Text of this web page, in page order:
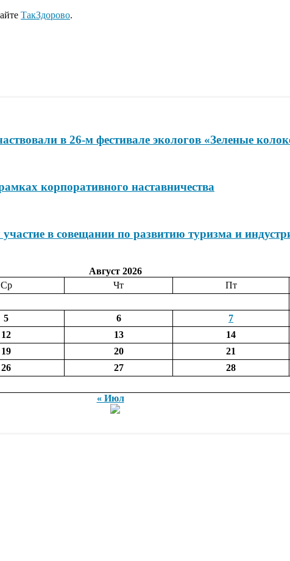
ТакЗдорово.
в 26-м фестивале экологов «Зеленые
корпоративного наставничества
в совещании по развитию туризма и
Август 2026
Ср Чт Пт
5 6 7
12 13 14
19 20 21
26 27 28
« Июл